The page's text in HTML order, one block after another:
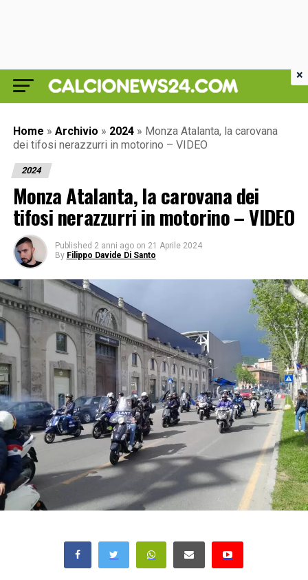
Home » Archivio » 2024 » Monza Atalanta, la carovana
dei tifosi nerazzurri in motorino – VIDEO
2024
Monza Atalanta, la carovana dei
tifosi nerazzurri in motorino – VIDEO
Published 2 anni ago on 21 Aprile 2024
By Filippo Davide Di Santo
×